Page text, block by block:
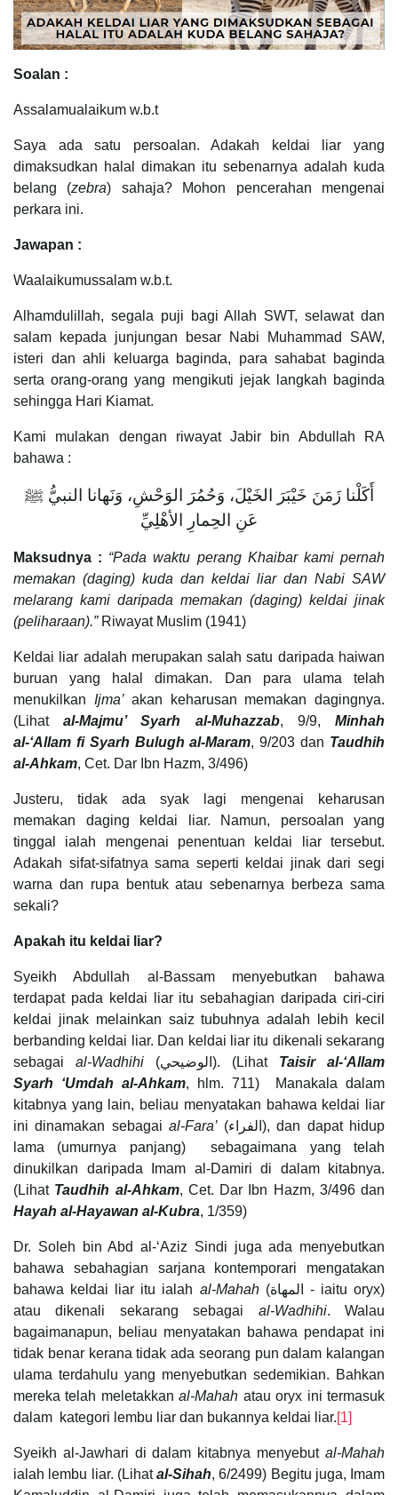
Soalan :
Assalamualaikum w.b.t
Saya ada satu persoalan. Adakah keldai liar yang
dimaksudkan halal dimakan itu sebenarnya adalah kuda
belang (zebra) sahaja? Mohon pencerahan mengenai
perkara ini.
Jawapan :
Waalaikumussalam w.b.t.
Alhamdulillah, segala puji bagi Allah SWT, selawat dan
salam kepada junjungan besar Nabi Muhammad SAW,
isteri dan ahli keluarga baginda, para sahabat baginda
serta orang-orang yang mengikuti jejak langkah baginda
sehingga Hari Kiamat.
Kami mulakan dengan riwayat Jabir bin Abdullah RA
bahawa :
أَكَلْنا زَمَنَ خَيْبَرَ الخَيْلَ، وَحُمُرَ الوَحْشِ، وَنَهانا النبيُّ ﷺ
عَنِ الحِمارِ الأهْلِيِّ
Maksudnya : “Pada waktu perang Khaibar kami pernah
memakan (daging) kuda dan keldai liar dan Nabi SAW
melarang kami daripada memakan (daging) keldai jinak
(peliharaan).”Riwayat Muslim (1941)
Keldai liar adalah merupakan salah satu daripada haiwan
buruan yang halal dimakan. Dan para ulama telah
menukilkan Ijma’akan keharusan memakan dagingnya.
(Lihatal-Majmu’ Syarh al-Muhazzab, 9/9,Minhah
al-‘Allam fi Syarh Bulugh al-Maram, 9/203 dan Taudhih
al-Ahkam, Cet. Dar Ibn Hazm, 3/496)
Justeru, tidak ada syak lagi mengenai keharusan
memakan daging keldai liar. Namun, persoalan yang
tinggal ialah mengenai penentuan keldai liar tersebut.
Adakah sifat-sifatnya sama seperti keldai jinak dari segi
warna dan rupa bentuk atau sebenarnya berbeza sama
sekali?
Apakah itu keldai liar?
Syeikh Abdullah al-Bassam menyebutkan bahawa
terdapat pada keldai liar itu sebahagian daripada ciri-ciri
keldai jinak melainkan saiz tubuhnya adalah lebih kecil
berbanding keldai liar. Dan keldai liar itu dikenali sekarang
sebagai al-Wadhihi (الوضيحي). (Lihat Taisir al-‘Allam
Syarh ‘Umdah al-Ahkam, hlm. 711) Manakala dalam
kitabnya yang lain, beliau menyatakan bahawa keldai liar
ini dinamakan sebagai al-Fara’(الفراء), dan dapat hidup
lama (umurnya panjang) sebagaimana yang telah
dinukilkan daripada Imam al-Damiri di dalam kitabnya.
(Lihat Taudhih al-Ahkam, Cet. Dar Ibn Hazm, 3/496 dan
Hayah al-Hayawan al-Kubra, 1/359)
Dr. Soleh bin Abd al-‘Aziz Sindi juga ada menyebutkan
bahawa sebahagian sarjana kontemporari mengatakan
bahawa keldai liar itu ialah al-Mahah(المهاة - iaitu oryx)
atau dikenali sekarang sebagai al-Wadhihi. Walau
bagaimanapun, beliau menyatakan bahawa pendapat ini
tidak benar kerana tidak ada seorang pun dalam kalangan
ulama terdahulu yang menyebutkan sedemikian. Bahkan
mereka telah meletakkanal-Mahah atau oryx ini termasuk
dalam kategori lembu liar dan bukannya keldai liar.[1]
Syeikh al-Jawhari di dalam kitabnya menyebut al-Mahah
ialah lembu liar. (Lihatal-Sihah, 6/2499) Begitu juga, Imam